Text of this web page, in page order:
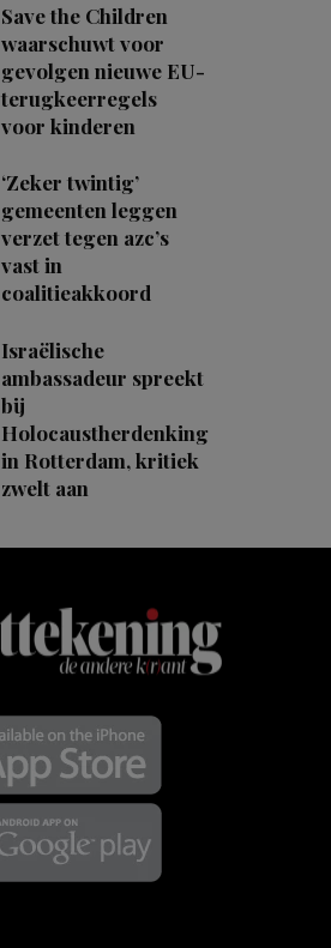
Save the Children
waarschuwt voor
gevolgen nieuwe EU-
terugkeerregels
voor kinderen
‘Zeker twintig’
gemeenten leggen
verzet tegen azc’s
vast in
coalitieakkoord
Israëlische
ambassadeur spreekt
bij
Holocaustherdenking
in Rotterdam, kritiek
zwelt aan